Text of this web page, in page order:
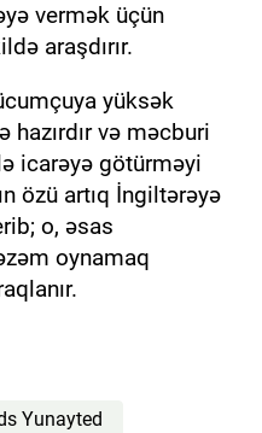
vermək üçün
araşdırır.
yüksək
və məcburi
icarəyə götürməyi
özü artıq İngiltərəyə
o, əsas
oynamaq
Yunayted